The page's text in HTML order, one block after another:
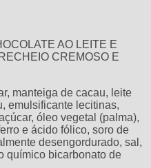
AO LEITE E
CREMOSO E
manteiga de cacau, leite
emulsificante lecitinas,
óleo vegetal (palma),
e ácido fólico, soro de
desengordurado, sal,
químico bicarbonato de